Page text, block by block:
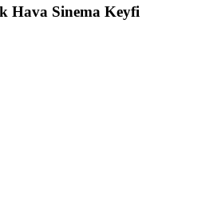
Hava Sinema Keyfi